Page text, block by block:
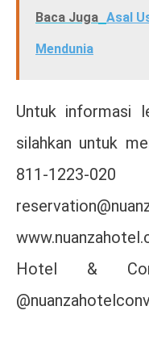
Baca Juga Asal
Mendunia
Untuk informasi
silahkan untuk
811-
Hotel &